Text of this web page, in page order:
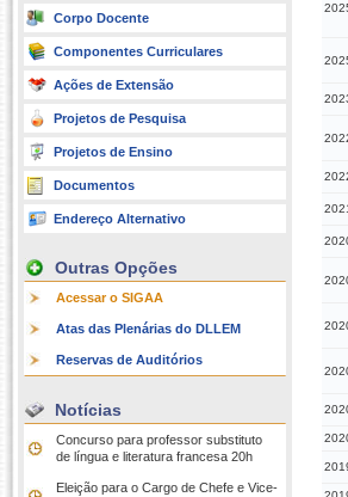
Corpo Docente
Componentes Curriculares
Ações de Extensão
Projetos de Pesquisa
Projetos de Ensino
Documentos
Endereço Alternativo
Outras Opções
Acessar o SIGAA
Atas das Plenárias do DLLEM
Reservas de Auditórios
Notícias
Concurso para professor substituto
de língua e literatura francesa 20h
Eleição para o Cargo de Chefe e Vice-